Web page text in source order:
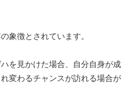
象徴とされています。
を見かけた場合、自分自身が成
変わるチャンスが訪れる場合が